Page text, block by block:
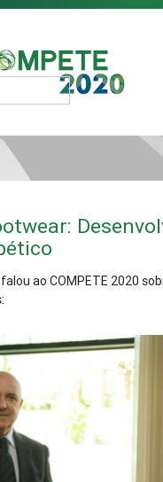
ao COMPETE 2020